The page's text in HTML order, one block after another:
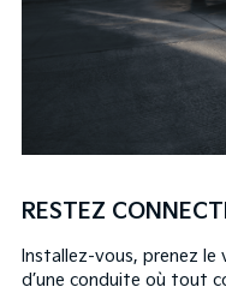
RESTEZ
Installez-vous, prenez
d’une conduite où tout